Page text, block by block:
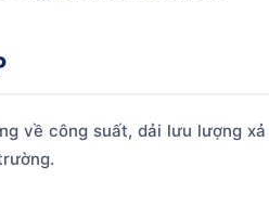
về công suất, dải lưu lượng